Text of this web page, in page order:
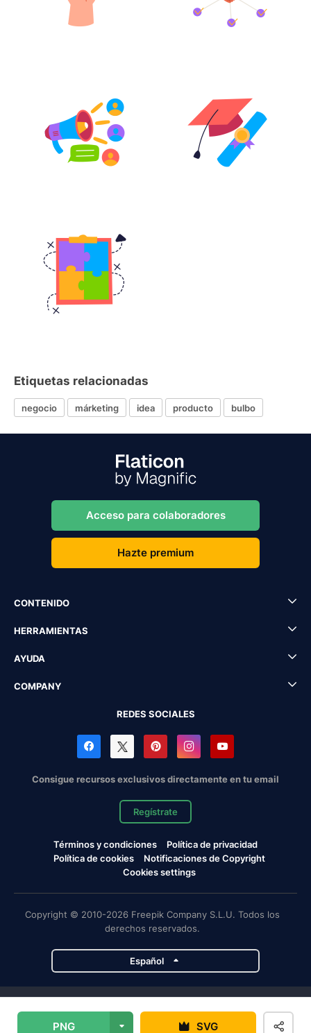
PNG SVG
Etiquetas relacionadas
negocio márketing idea producto bulbo
Acceso para colaboradores
Hazte premium
CONTENIDO
HERRAMIENTAS
AYUDA
COMPANY
REDES SOCIALES
Consigue recursos exclusivos directamente en tu email
Regístrate
Términos y condiciones
Política de privacidad
Política de cookies
Notificaciones de Copyright
Cookies settings
Copyright © 2010-2026 Freepik Company S.L.U. Todos los
derechos reservados.
Español